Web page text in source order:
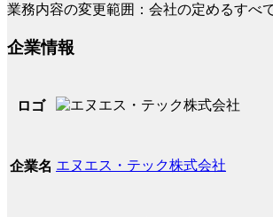
業務内容の変更範囲：会社の定めるすべ
企業情報
ロゴ
企業名 エヌエス・テック株式会社